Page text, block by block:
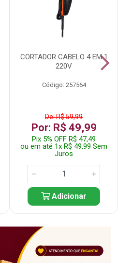
CORTADOR CABELO 4 EM 1
220V
Código: 257564
De: R$ 59,99
Por: R$ 49,99
Pix 5% OFF R$ 47,49
ou em até 1x R$ 49,99 Sem
Juros
Adicionar